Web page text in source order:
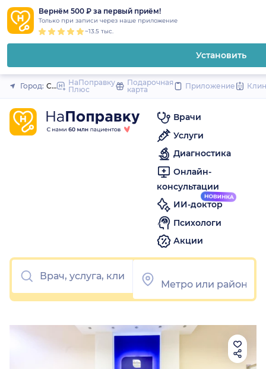
Вернём 500 ₽ за первый приём!
Только при записи через наше приложение
~13.5 тыс.
Установить
Закрыть
Город: Санкт-Петербург
НаПоправку
Плюс
Подарочная
карта
Приложение
Врачи
Услуги
Диагностика
Онлайн-
консультации
ИИ-доктор
Психологи
Акции